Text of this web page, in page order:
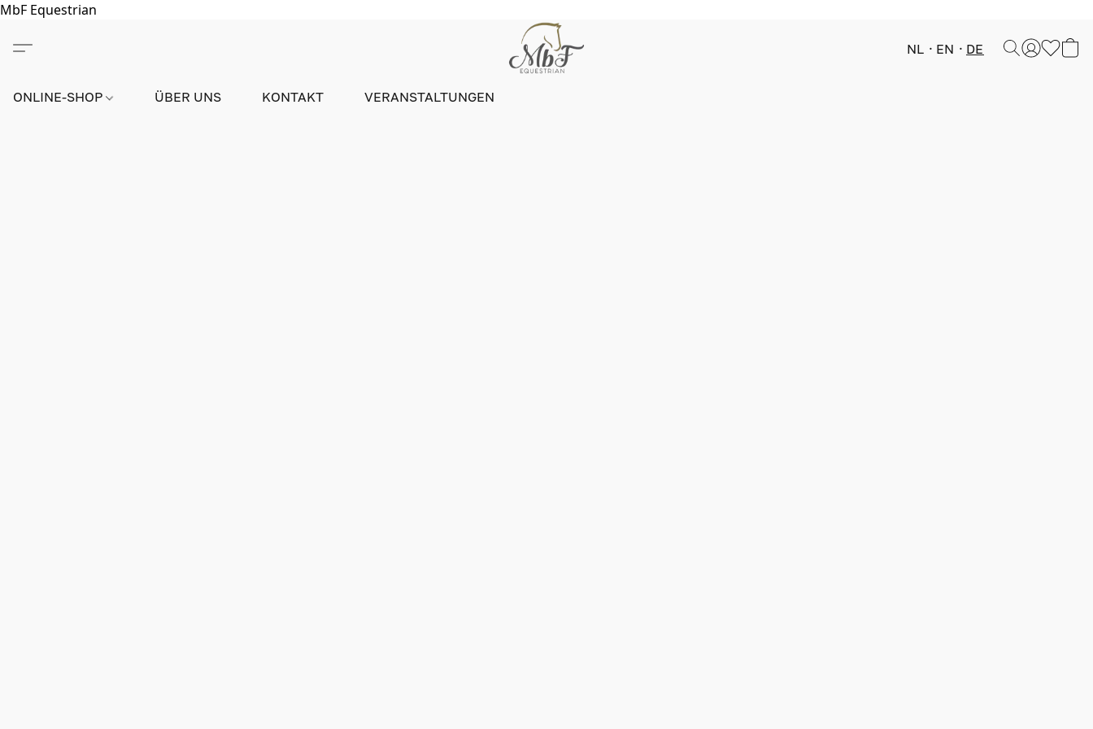
MbF Equestrian
NL EN DE
ONLINE-SHOP ÜBER UNS KONTAKT VERANSTALTUNGEN